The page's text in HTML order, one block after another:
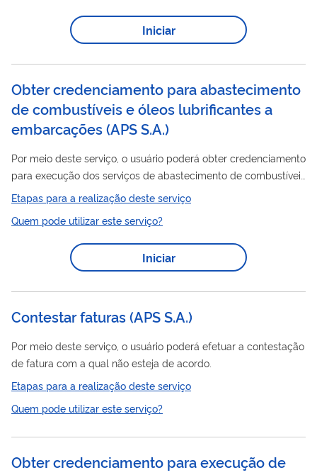
Iniciar
Obter credenciamento para abastecimento
de combustíveis e óleos lubrificantes a
embarcações (APS S.A.)
Por meio deste serviço, o usuário poderá obter credenciamento
para execução dos serviços de abastecimento de combustíveis
e óleos lubrificantes a embarcações atracadas no Porto de
Santos
Etapas para a realização deste serviço
Quem pode utilizar este serviço?
Iniciar
Contestar faturas (APS S.A.)
Por meio deste serviço, o usuário poderá efetuar a contestação
de fatura com a qual não esteja de acordo.
Etapas para a realização deste serviço
Quem pode utilizar este serviço?
Obter credenciamento para execução de